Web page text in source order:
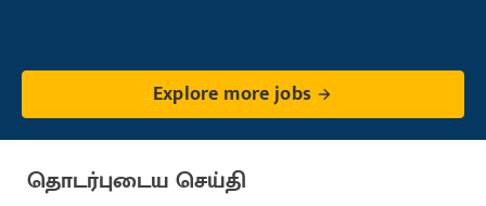
Explore more jobs
தொடர்புடைய செய்தி